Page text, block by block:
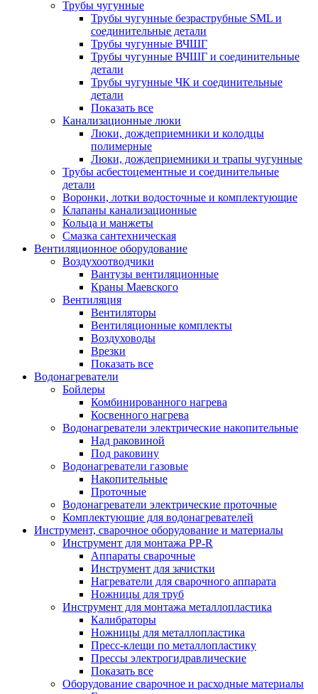
Трубы чугунные
Трубы чугунные безраструбные SML и
соединительные детали
Трубы чугунные ВЧШГ
Трубы чугунные ВЧШГ и соединительные
детали
Трубы чугунные ЧК и соединительные
детали
Показать все
Канализационные люки
Люки, дождеприемники и колодцы
полимерные
Люки, дождеприемники и трапы чугунные
Трубы асбестоцементные и соединительные
детали
Воронки, лотки водосточные и комплектующие
Клапаны канализационные
Кольца и манжеты
Смазка сантехническая
Вентиляционное оборудование
Воздухоотводчики
Вантузы вентиляционные
Краны Маевского
Вентиляция
Вентиляторы
Вентиляционные комплекты
Воздуховоды
Врезки
Показать все
Водонагреватели
Бойлеры
Комбинированного нагрева
Косвенного нагрева
Водонагреватели электрические накопительные
Над раковиной
Под раковину
Водонагреватели газовые
Накопительные
Проточные
Водонагреватели электрические проточные
Комплектующие для водонагревателей
Инструмент, сварочное оборудование и материалы
Инструмент для монтажа PP-R
Аппараты сварочные
Инструмент для зачистки
Нагреватели для сварочного аппарата
Ножницы для труб
Инструмент для монтажа металлопластика
Калибраторы
Ножницы для металлопластика
Пресс-клещи по металлопластику
Прессы электрогидравлические
Показать все
Оборудование сварочное и расходные материалы